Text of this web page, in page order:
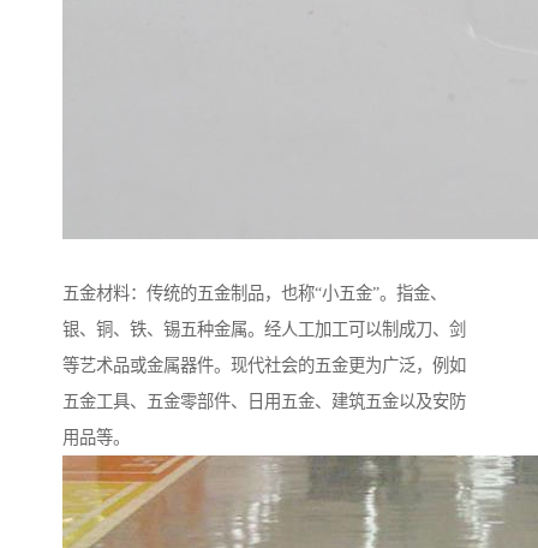
五金材料：传统的五金制品，也称“小五金”。指金、
银、铜、铁、锡五种金属。经人工加工可以制成刀、剑
等艺术品或金属器件。现代社会的五金更为广泛，例如
五金工具、五金零部件、日用五金、建筑五金以及安防
用品等。